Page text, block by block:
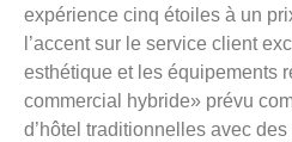
expérience cinq étoiles à un
l’accent sur le service client
esthétique et les équipements
commercial hybride» prévu
d’hôtel traditionnelles avec